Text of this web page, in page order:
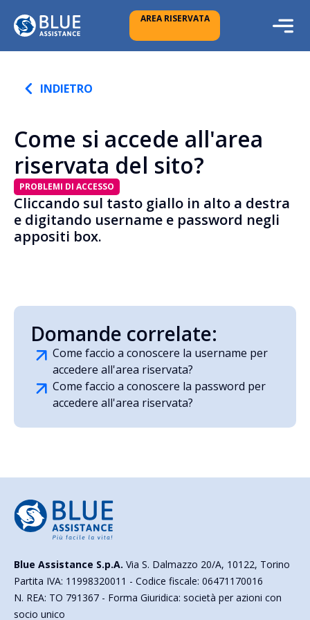
AREA RISERVATA
INDIETRO
Come si accede all'area
riservata del sito?
PROBLEMI DI ACCESSO
Cliccando sul tasto giallo in alto a destra
e digitando username e password negli
appositi box.
Domande correlate:
Come faccio a conoscere la username per
accedere all'area riservata?
Come faccio a conoscere la password per
accedere all'area riservata?
Blue Assistance S.p.A. Via S. Dalmazzo 20/A, 10122, Torino
Partita IVA: 11998320011 - Codice fiscale: 06471170016
N. REA: TO 791367 - Forma Giuridica: società per azioni con
socio unico